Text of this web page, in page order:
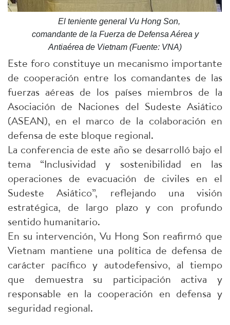
El teniente general Vu Hong Son,
comandante de la Fuerza de Defensa Aérea y
Antiaérea de Vietnam (Fuente: VNA)
Este foro constituye un mecanismo importante
de cooperación entre los comandantes de las
fuerzas aéreas de los países miembros de la
Asociación de Naciones del Sudeste Asiático
(ASEAN), en el marco de la colaboración en
defensa de este bloque regional.
La conferencia de este año se desarrolló bajo el
tema “Inclusividad y sostenibilidad en las
operaciones de evacuación de civiles en el
Sudeste Asiático”, reflejando una visión
estratégica, de largo plazo y con profundo
sentido humanitario.
En su intervención, Vu Hong Son reafirmó que
Vietnam mantiene una política de defensa de
carácter pacífico y autodefensivo, al tiempo
que demuestra su participación activa y
responsable en la cooperación en defensa y
seguridad regional.